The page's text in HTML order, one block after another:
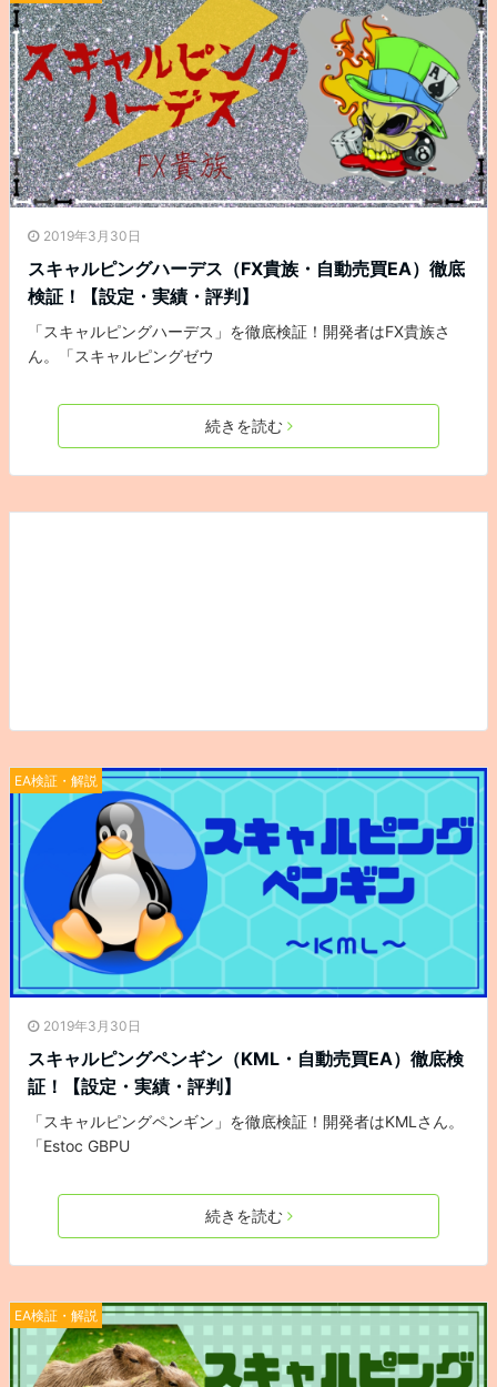
2019年3月30日
スキャルピングハーデス（FX貴族・自動売買EA）徹底
検証！【設定・実績・評判】
「スキャルピングハーデス」を徹底検証！開発者はFX貴族さ
ん。「スキャルピングゼウ
続きを読む
EA検証・解説
2019年3月30日
スキャルピングペンギン（KML・自動売買EA）徹底検
証！【設定・実績・評判】
「スキャルピングペンギン」を徹底検証！開発者はKMLさん。
「Estoc GBPU
続きを読む
EA検証・解説